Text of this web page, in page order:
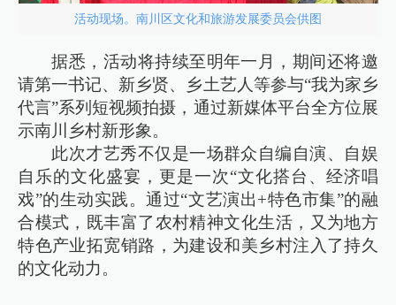
活动现场。南川区文化和旅游发展委员会供图
据悉，活动将持续至明年一月，期间还将邀
请第一书记、新乡贤、乡土艺人等参与“我为家乡
代言”系列短视频拍摄，通过新媒体平台全方位展
示南川乡村新形象。
此次才艺秀不仅是一场群众自编自演、自娱
自乐的文化盛宴，更是一次“文化搭台、经济唱
戏”的生动实践。通过“文艺演出+特色市集”的融
合模式，既丰富了农村精神文化生活，又为地方
特色产业拓宽销路，为建设和美乡村注入了持久
的文化动力。